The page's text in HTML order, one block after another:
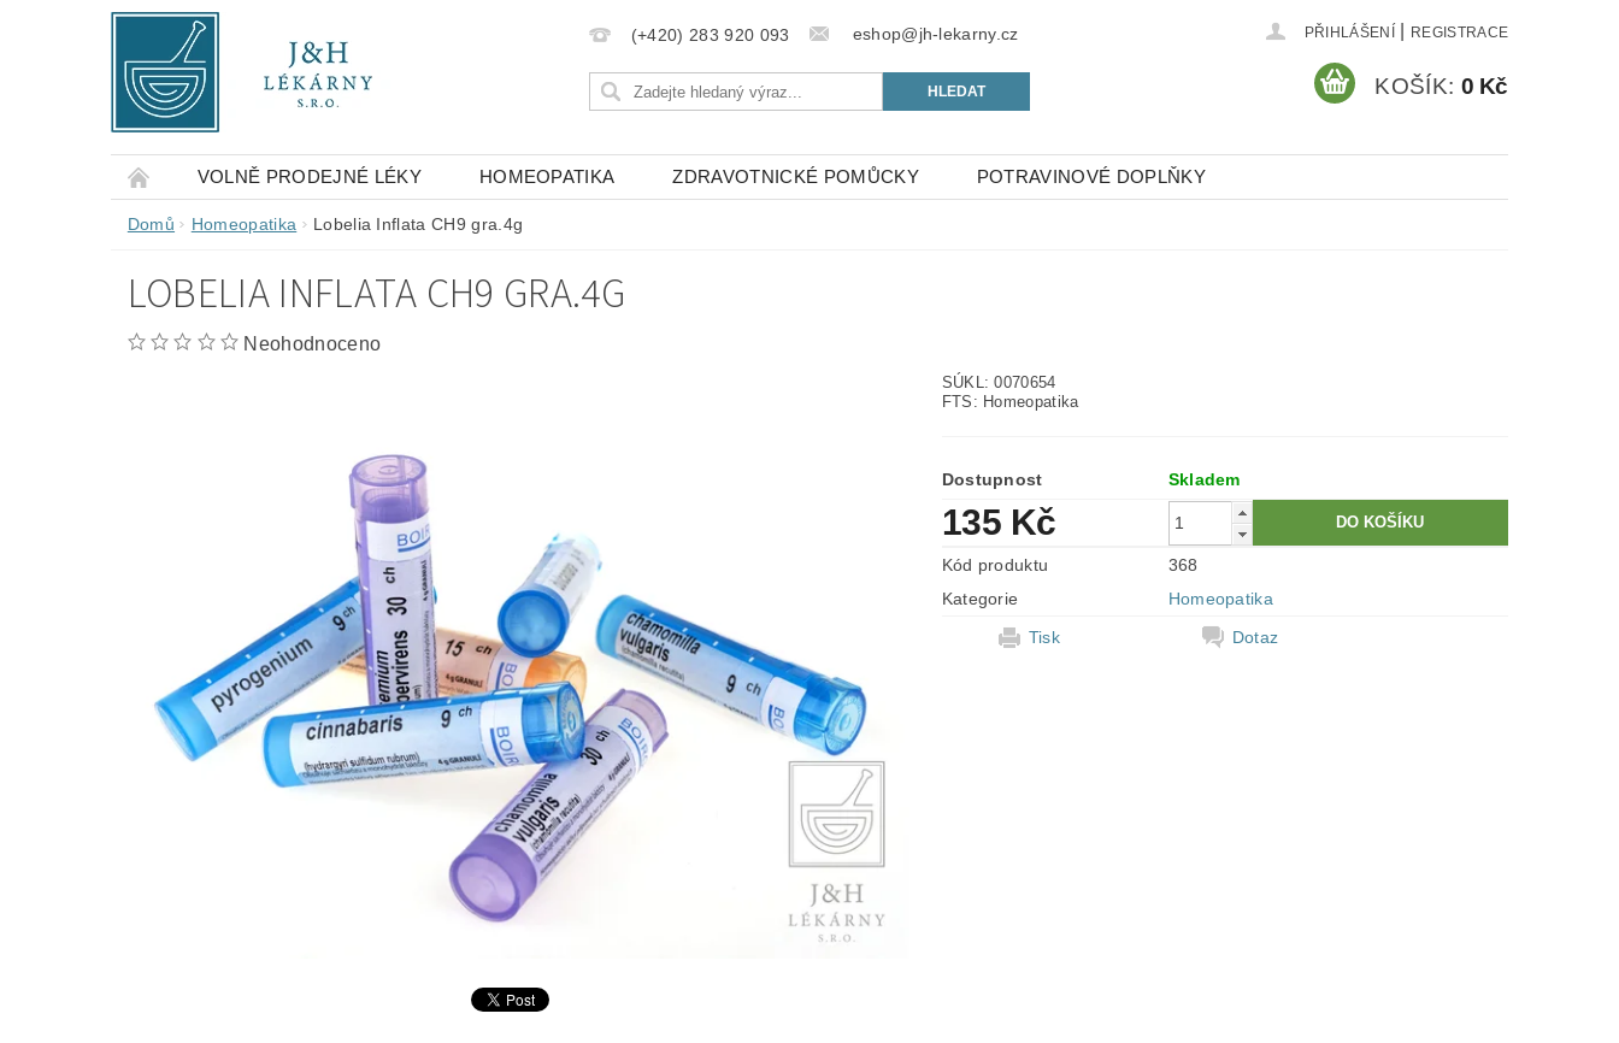
(+420) 283 920 093 eshop@jh-lekarny.cz PŘIHLÁŠENÍ REGISTRACE
KOŠÍK: 0 Kč
VOLNĚ PRODEJNÉ LÉKY HOMEOPATIKA ZDRAVOTNICKÉ POMŮCKY POTRAVINOVÉ DOPLŇKY
OBCHODNÍ PODMÍNKY KONTAKTY
Domů Homeopatika Lobelia Inflata CH9 gra.4g
LOBELIA INFLATA CH9 GRA.4G
Neohodnoceno
SÚKL: 0070654
FTS: Homeopatika
Dostupnost Skladem
135 Kč
Kód produktu
368
Kategorie
Homeopatika
Tisk
Dotaz